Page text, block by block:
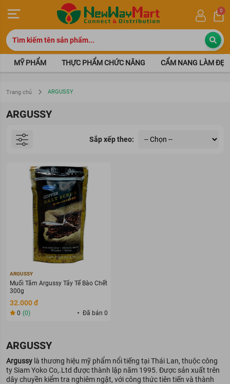
0
MỸ PHẨM THỰC PHẨM CHỨC NĂNG CẨM NANG LÀM ĐẸP
Trang chủ ARGUSSY
ARGUSSY
Sắp xếp theo:
ARGUSSY
Muối Tắm Argussy Tẩy Tế Bào Chết
300g
32.000 đ
0 (0) Đã bán 0
ARGUSSY
Argussy là thương hiệu mỹ phẩm nổi tiếng tại Thái Lan, thuộc công
ty Siam Yoko Co,.Ltd được thành lập năm 1995. Được sản xuất trên
dây chuyền kiểm tra nghiêm ngặt, với công thức tiên tiến và thành